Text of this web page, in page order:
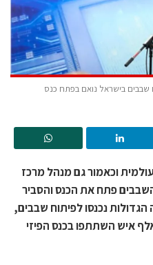
שבבים בישראל נואם בפתח כנס
וכאמור גם מנהל מרכז
פתח את הכנס והסביר
נכנסו לפיתוח שבבים,
איש השתתפו בכנס הפיזי